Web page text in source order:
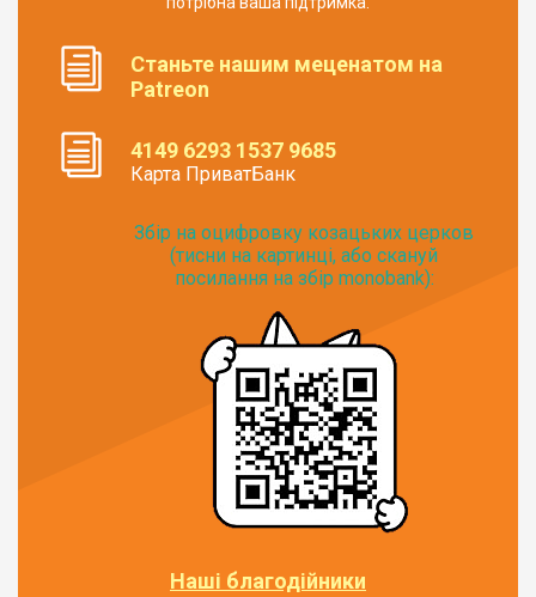
Станьте нашим меценатом на
Patreon
4149 6293 1537 9685
Карта ПриватБанк
Збір на оцифровку козацьких церков
(тисни на картинці, або скануй
посилання на збір monobank):
Наші благодійники